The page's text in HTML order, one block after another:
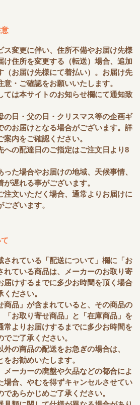
変更に伴い、住所不備やお届け先様
け住所を変更する（転送）場合、追加
（お届け先様にて着払い）。お届け先
・ご確認をお願いいたします。
は本サイトのお知らせ欄にて通知致
日・父の日・クリスマス等の企画ギ
のお届けとなる場合がございます。詳
内をご確認ください。
の配達日のご指定はご注文日より8
た場合やお届けの地域、天候事情、
遅れる事がございます。
文いただく場合、通常よりお届けに
ざいます。
されている「配送について」欄に「お
れている商品は、メーカーのお取り寄
届けするまでに多少お時間を頂く場合
ださい。
品」が含まれていると、その商品の
「お取り寄せ商品」と「在庫商品」を
常よりお届けするまでに多少お時間を
ご了承ください。
の商品の配送をお急ぎの場合は、
お勧めいたします。
ーカーの廃盤や欠品などの都合によ
場合、やむを得ずキャンセルさせてい
あらかじめご了承ください。